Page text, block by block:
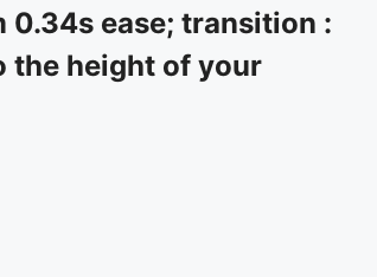
ease; transition :
the height of your